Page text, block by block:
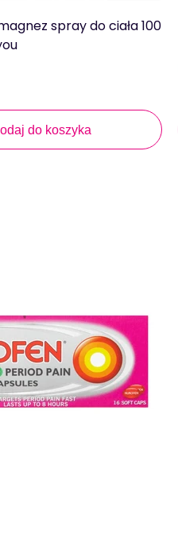
spray do ciała 100
do koszyka